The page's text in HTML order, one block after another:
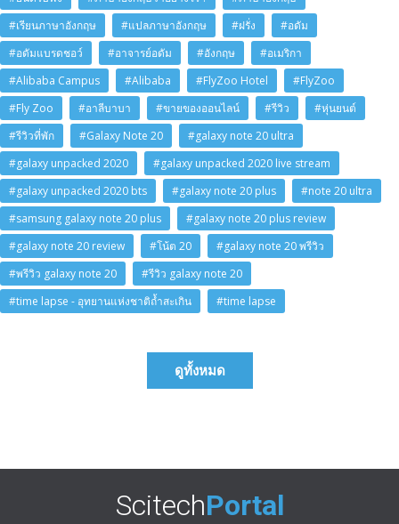
#เรียนภาษาอังกฤษ
#แปลภาษาอังกฤษ #ฝรั่ง
#อดัม
#อดัมแบรดชอว์
#อาจารย์อดัม #อังกฤษ
#อเมริกา
#Alibaba Campus
#Alibaba #FlyZoo Hotel
#FlyZoo
#Fly Zoo
#อาลีบาบา #ขายของออนไลน์ #รีวิว
#หุ่นยนต์
#รีวิวที่พัก
#Galaxy Note 20
#galaxy note 20 ultra
#galaxy unpacked 2020
#galaxy unpacked 2020 live stream
#galaxy unpacked 2020 bts
#galaxy note 20 plus
#note 20 ultra
#samsung galaxy note 20 plus
#galaxy note 20 plus review
#galaxy note 20 review
#โน้ต 20
#galaxy note 20 พรีวิว
#พรีวิว galaxy note 20
#รีวิว galaxy note 20
#time lapse - อุทยานแห่งชาติถ้ำสะเกิน
#time lapse
ดูทั้งหมด
ScitechPortal